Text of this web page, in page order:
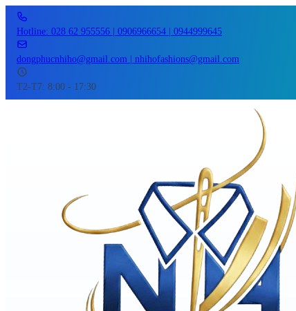
Hotline: 028 62 955556 | 0906966654 | 0944999645
dongphucnhiho@gmail.com | nhihofashions@gmail.com
T2-T7: 8:00 - 17:30